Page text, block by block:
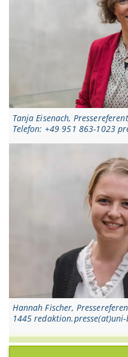
Tanja Eisenach,
Telefon: +49 951 863-1023
Hannah Fischer,
1445